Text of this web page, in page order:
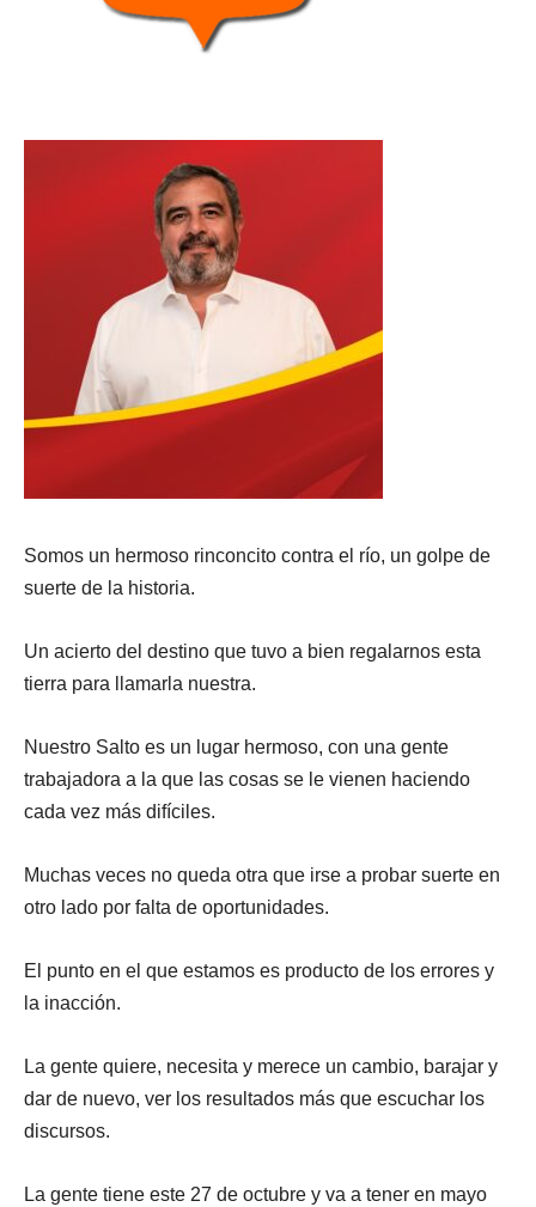
Somos un hermoso rinconcito contra el río, un golpe de
suerte de la historia.
Un acierto del destino que tuvo a bien regalarnos esta
tierra para llamarla nuestra.
Nuestro Salto es un lugar hermoso, con una gente
trabajadora a la que las cosas se le vienen haciendo
cada vez más difíciles.
Muchas veces no queda otra que irse a probar suerte en
otro lado por falta de oportunidades.
El punto en el que estamos es producto de los errores y
la inacción.
La gente quiere, necesita y merece un cambio, barajar y
dar de nuevo, ver los resultados más que escuchar los
discursos.
La gente tiene este 27 de octubre y va a tener en mayo